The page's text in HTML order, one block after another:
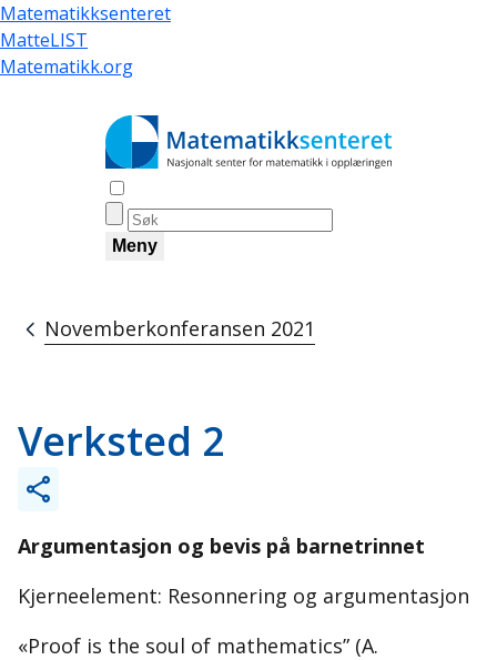
Hopp
til
hovedinnhold
Matematikksenteret
MatteLIST
Matematikk.org
Meny
Navigasjonssti
Novemberkonferansen 2021
Verksted 2
Argumentasjon og bevis på barnetrinnet
Kjerneelement: Resonnering og argumentasjon
«Proof is the soul of mathematics” (A.